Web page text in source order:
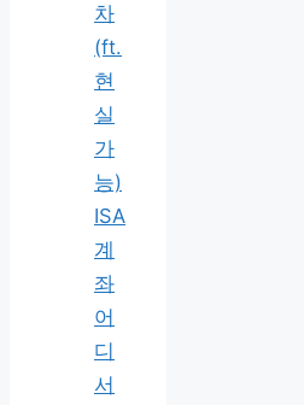
차
(ft.
현
실
가
능)
ISA
계
좌
어
디
서